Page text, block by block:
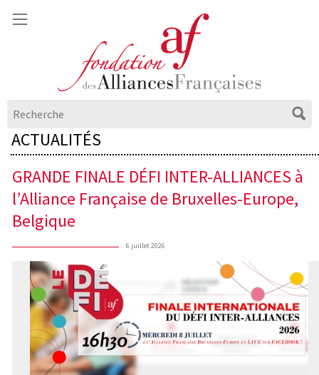
ACTUALITÉS
GRANDE FINALE DÉFI INTER-ALLIANCES à
l’Alliance Française de Bruxelles-Europe,
Belgique
6 juillet 2026